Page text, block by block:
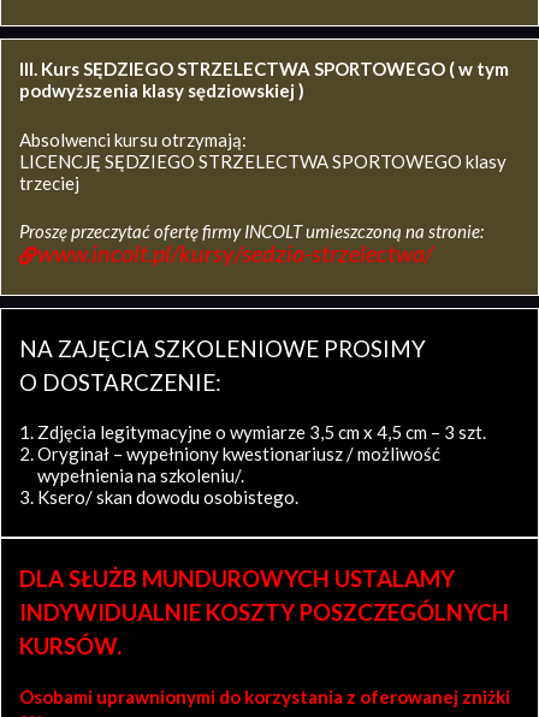
III. Kurs SĘDZIEGO STRZELECTWA SPORTOWEGO ( w tym
podwyższenia klasy sędziowskiej )
Absolwenci kursu otrzymają:
LICENCJĘ SĘDZIEGO STRZELECTWA SPORTOWEGO klasy
trzeciej
Proszę przeczytać ofertę firmy INCOLT umieszczoną na stronie:
www.incolt.pl/kursy/sedzia-strzelectwa/
NA ZAJĘCIA SZKOLENIOWE PROSIMY
O DOSTARCZENIE:
Zdjęcia legitymacyjne o wymiarze 3,5 cm x 4,5 cm – 3 szt.
Oryginał – wypełniony kwestionariusz / możliwość
wypełnienia na szkoleniu/.
Ksero/ skan dowodu osobistego.
DLA SŁUŻB MUNDUROWYCH USTALAMY
INDYWIDUALNIE KOSZTY POSZCZEGÓLNYCH
KURSÓW.
Osobami uprawnionymi do korzystania z oferowanej zniżki